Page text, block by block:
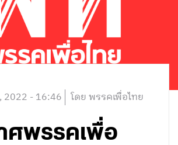
2022 - 16:46 โดย พรรคเพื่อไทย
ศพรรคเพื่อ